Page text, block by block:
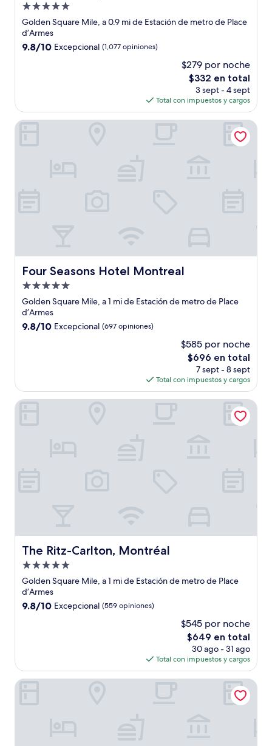
Propiedad
de
5.0
estrellas
Golden Square Mile, a 0.9 mi de Estación de metro de Place
d’Armes
9.8
9.8/10 Excepcional (1,077 opiniones)
$279 por noche
El
precio
actual
es
de
$332 en total
3 sept - 4 sept
Total con impuestos y cargos
Four Seasons Hotel Montreal
Four Seasons Hotel Montreal
Propiedad
de
5.0
estrellas
Golden Square Mile, a 1 mi de Estación de metro de Place
d’Armes
9.8
9.8/10 Excepcional (697 opiniones)
$585 por noche
El
precio
actual
es
de
$696 en total
7 sept - 8 sept
Total con impuestos y cargos
Four Seasons Hotel Montreal
The Ritz-Carlton, Montréal
The Ritz-Carlton, Montréal
Propiedad
de
5.0
estrellas
Golden Square Mile, a 1 mi de Estación de metro de Place
d’Armes
9.8
9.8/10 Excepcional (559 opiniones)
$545 por noche
El
precio
actual
es
de
$649 en total
30 ago - 31 ago
Total con impuestos y cargos
The Ritz-Carlton, Montréal
Hotel William Gray